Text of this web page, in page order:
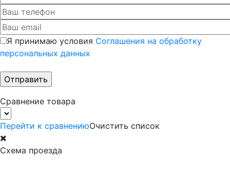
Я принимаю условия Соглашения на обработку
персональных данных
Сравнение товара
Перейти к сравнениюОчистить список
Схема проезда